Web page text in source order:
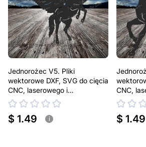
Jednorożec V5. Pliki
wektorowe DXF, SVG do cięcia
CNC, laserowego i
plazmowego
$ 1.49 i
CNC,
$ 1.49